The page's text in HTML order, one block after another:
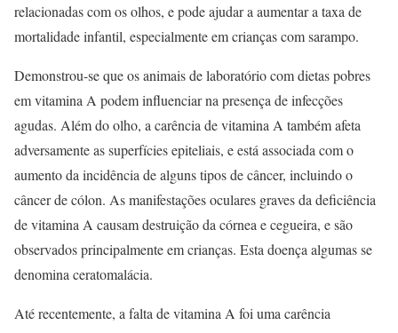
relacionadas com os olhos, e pode ajudar a aumentar a taxa de
mortalidade infantil, especialmente em crianças com sarampo.
Demonstrou-se que os animais de laboratório com dietas pobres
em vitamina A podem influenciar na presença de infecções
agudas. Além do olho, a carência de vitamina A também afeta
adversamente as superfícies epiteliais, e está associada com o
aumento da incidência de alguns tipos de câncer, incluindo o
câncer de cólon. As manifestações oculares graves da deficiência
de vitamina A causam destruição da córnea e cegueira, e são
observados principalmente em crianças. Esta doença algumas se
denomina ceratomalácia.
Até recentemente, a falta de vitamina A foi uma carência